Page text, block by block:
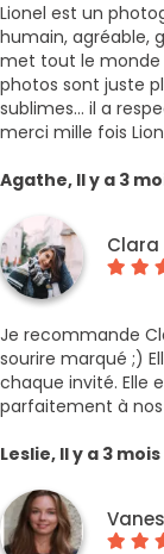
Lionel est un
humain, agréable,
met tout le monde
photos sont juste
sublimes… il a
merci mille fois
Agathe, Il y a 3
Clara
Je recommande
sourire marqué ;)
chaque invité. Elle
parfaitement à
Leslie, Il y a 3 mois